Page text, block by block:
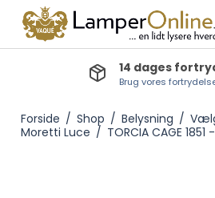
Lev.tid lagervarer: 1-2
Bestillingsvarer: 3-5 dage,
Forside / Shop / Belysning /
Moretti Luce / TORCIA CAGE